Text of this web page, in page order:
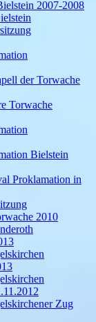
2007-2008
der Torwache
Torwache
Bielstein
Proklamation in
2010
Zug